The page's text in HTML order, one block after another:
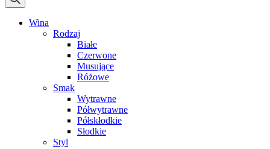
Wina
Rodzaj
Białe
Czerwone
Musujące
Różowe
Smak
Wytrawne
Półwytrawne
Półskłodkie
Słodkie
Styl